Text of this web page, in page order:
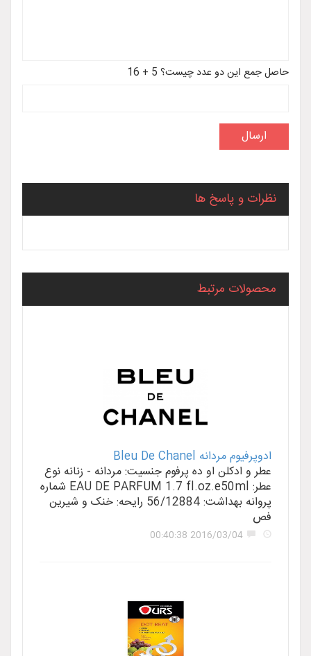
حاصل جمع این دو عدد چیست؟ 5 + 16
نظرات و پاسخ ها
محصولات مرتبط
ادوپرفیوم مردانه Bleu De Chanel
عطر و ادکلن او ده پرفوم جنسیت: مردانه - زنانه نوع
عطر: EAU DE PARFUM 1.7 fl.oz.e50ml شماره
پروانه بهداشت: 56/12884 رایحه: خنک و شیرین
فص
2016/03/04 00:40:38